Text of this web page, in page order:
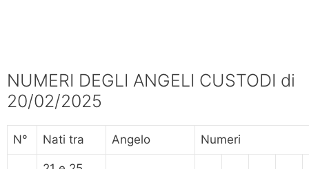
NUMERI DEGLI ANGELI CUSTODI di
20/02/2025
N° Nati tra Angelo Numeri